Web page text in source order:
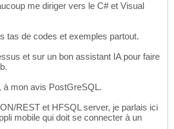
me diriger vers le C# et Visual
tas de codes et exemples partout.
et sur un bon assistant IA pour faire
à mon avis PostGreSQL.
REST et HFSQL server, je parlais ici
mobile qui doit se connecter à un